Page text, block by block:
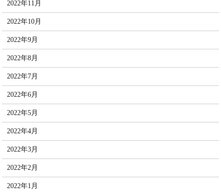
2022年11月
2022年10月
2022年9月
2022年8月
2022年7月
2022年6月
2022年5月
2022年4月
2022年3月
2022年2月
2022年1月